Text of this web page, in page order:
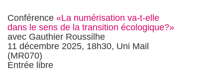
Conférence «La numérisation va-t-elle
dans le sens de la transition écologique?»
avec Gauthier Roussilhe
11 décembre 2025, 18h30, Uni Mail
(MR070)
Entrée libre